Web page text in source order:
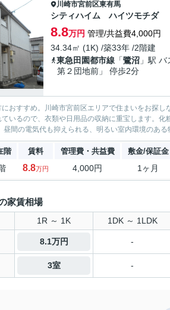
川崎市宮前区東有馬
シティハイム ハイツモチダ
8.8万円 管理/共益費4,000円
34.34㎡ (1K) /築33年 /2階建
東急田園都市線 「鷺沼 」駅
第２団地前」 停歩2分
におすすめ。川崎市宮前区エリアで住まいをお探
いるので、衣類や日用品の収納に重宝します。
昼間の電気代も抑えられる、明るい室内環境のあ
階 賃料 管理費・共益費 敷金/保証金
8.8万円 4,000円 1ヶ月
家賃相場
1R ～ 1K 1DK ～ 1LDK
8.1万円 -
3室 -